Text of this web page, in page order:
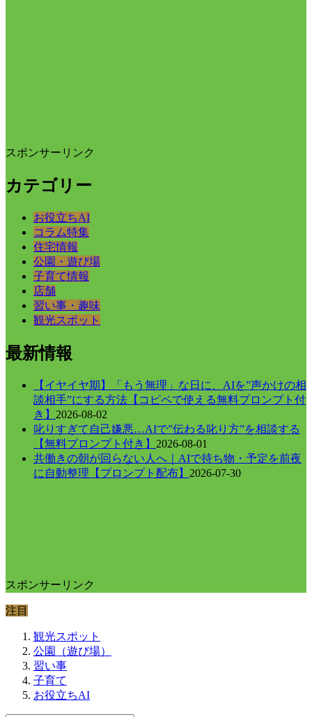
スポンサーリンク
カテゴリー
お役立ちAI
コラム特集
住宅情報
公園・遊び場
子育て情報
店舗
習い事・趣味
観光スポット
最新情報
【イヤイヤ期】「もう無理」な日に、AIを”声かけの相
談相手”にする方法【コピペで使える無料プロンプト付
き】 2026-08-02
叱りすぎて自己嫌悪…AIで”伝わる叱り方”を相談する
【無料プロンプト付き】 2026-08-01
共働きの朝が回らない人へ｜AIで持ち物・予定を前夜
に自動整理【プロンプト配布】 2026-07-30
スポンサーリンク
注目
観光スポット
公園（遊び場）
習い事
子育て
お役立ちAI